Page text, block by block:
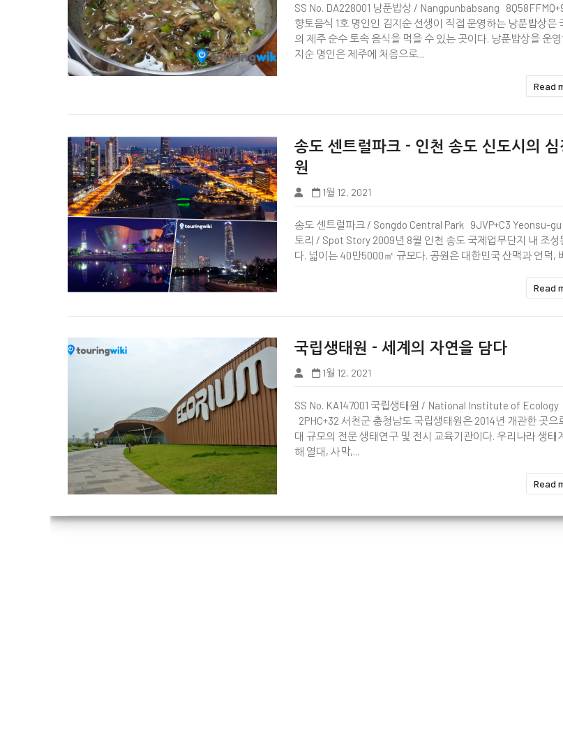
SS No. DA228001 낭푼밥상 / Nangpunbabsang
향토음식 1호 명인인 김지순 선생이 직접 운영하는 낭푼밥상은
의 제주 순수 토속 음식을 먹을 수 있는 곳이다. 낭푼밥상을 운
지순 명인은 제주에 처음으로...
Read
송도 센트럴파크 - 인천 송도 신도시의 심
원
1월 12, 2021
송도 센트럴파크 / Songdo Central Park 9JVP+C3 Yeonsu-gu
토리 / Spot Story 2009년 8월 인천 송도 국제업무단지 내 조성
다. 넓이는 40만5000㎡ 규모다. 공원은 대한민국 산맥과 언덕,
Read

Wiki Page
국립생태원 - 세계의 자연을 담다
1월 12, 2021
SS No. KA147001 국립생태원 / National Institute of Ecology
2PHC+32 서천군 충청남도 국립생태원은 2014년 개관한 곳으
대 규모의 전문 생태연구 및 전시 교육기관이다. 우리나라 생태
해 열대, 사막,...
Read